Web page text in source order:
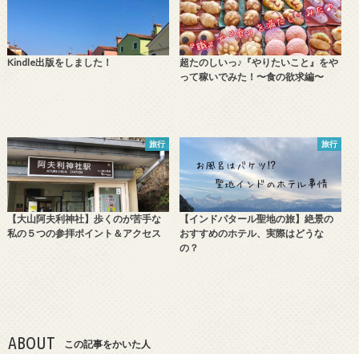
Kindle出版をしました！
超たのしいっ♪『やりたいこと』をや
って稼いでみた！〜食の欲求編〜
旅行
【大山阿夫利神社】歩くのが苦手な
私の５つの参拝ポイント＆アクセス
旅行
【インドパタール聖地の旅】絶景の
おすすめのホテル、実際はどうな
の？
ABOUT この記事をかいた人